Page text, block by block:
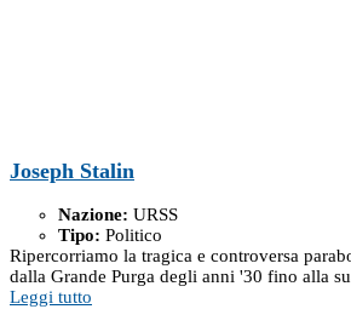
Joseph Stalin
Nazione: URSS
Tipo: Politico
Ripercorriamo la tragica e controversa
dalla Grande Purga degli anni '30 fino alla
Leggi tutto